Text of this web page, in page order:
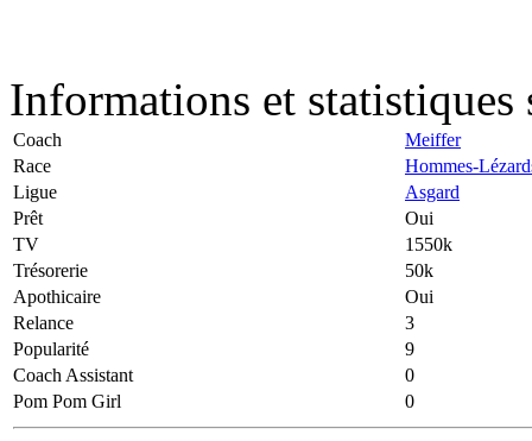
Informations et statistiques
Coach
Meiffer
Race
Hommes-
Ligue
Asgard
Prêt
Oui
TV
1550k
Trésorerie
50k
Apothicaire
Oui
Relance
3
Popularité
9
Coach Assistant
0
Pom Pom Girl
0